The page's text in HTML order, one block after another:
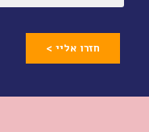
חזרו אליי >